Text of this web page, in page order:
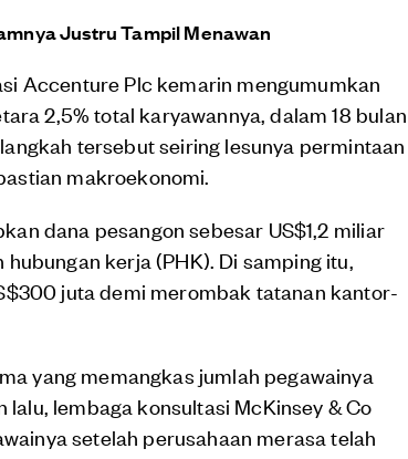
Justru Tampil Menawan
Accenture Plc kemarin mengumumkan
2,5% total karyawannya, dalam 18 bulan
tersebut seiring lesunya permintaan
makroekonomi.
dana pesangon sebesar US$1,2 miliar
kerja (PHK). Di samping itu,
juta demi merombak tatanan kantor-
yang memangkas jumlah pegawainya
lembaga konsultasi McKinsey & Co
setelah perusahaan merasa telah